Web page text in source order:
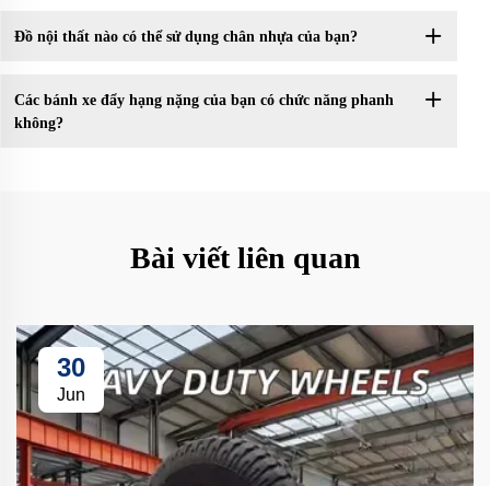
Đồ nội thất nào có thể sử dụng chân nhựa của bạn?
Các bánh xe đẩy hạng nặng của bạn có chức năng phanh
không?
Bài viết liên quan
30
Jun